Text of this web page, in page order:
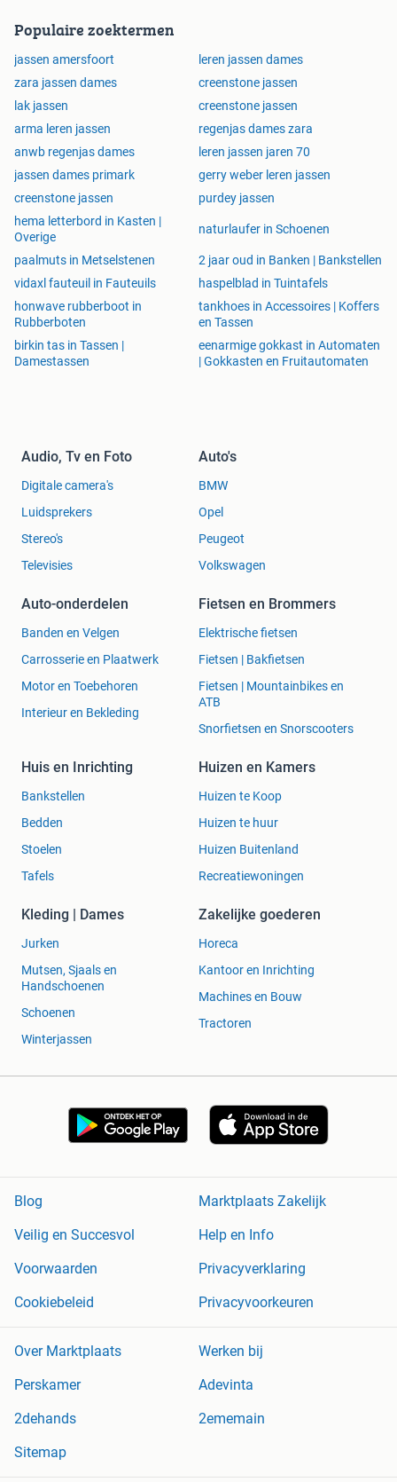
Populaire zoektermen
jassen amersfoort
leren jassen dames
zara jassen dames
creenstone jassen
lak jassen
creenstone jassen
arma leren jassen
regenjas dames zara
anwb regenjas dames
leren jassen jaren 70
jassen dames primark
gerry weber leren jassen
creenstone jassen
purdey jassen
hema letterbord in Kasten |
Overige
naturlaufer in Schoenen
paalmuts in Metselstenen
2 jaar oud in Banken | Bankstellen
vidaxl fauteuil in Fauteuils
haspelblad in Tuintafels
honwave rubberboot in
Rubberboten
tankhoes in Accessoires | Koffers
en Tassen
birkin tas in Tassen |
Damestassen
eenarmige gokkast in Automaten
| Gokkasten en Fruitautomaten
Audio, Tv en Foto
Digitale camera's
Luidsprekers
Stereo's
Televisies
Auto's
BMW
Opel
Peugeot
Volkswagen
Auto-onderdelen
Banden en Velgen
Carrosserie en Plaatwerk
Motor en Toebehoren
Interieur en Bekleding
Fietsen en Brommers
Elektrische fietsen
Fietsen | Bakfietsen
Fietsen | Mountainbikes en
ATB
Snorfietsen en Snorscooters
Huis en Inrichting
Bankstellen
Bedden
Stoelen
Tafels
Huizen en Kamers
Huizen te Koop
Huizen te huur
Huizen Buitenland
Recreatiewoningen
Kleding | Dames
Jurken
Mutsen, Sjaals en
Handschoenen
Schoenen
Winterjassen
Zakelijke goederen
Horeca
Kantoor en Inrichting
Machines en Bouw
Tractoren
Blog
Marktplaats Zakelijk
Veilig en Succesvol
Help en Info
Voorwaarden
Privacyverklaring
Cookiebeleid
Privacyvoorkeuren
Over Marktplaats
Werken bij
Perskamer
Adevinta
2dehands
2ememain
Sitemap